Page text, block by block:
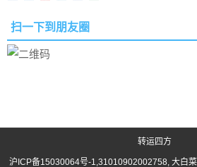
扫一下到朋友圈
转运四方
沪ICP备15030064号-1,31010902002758, 大白